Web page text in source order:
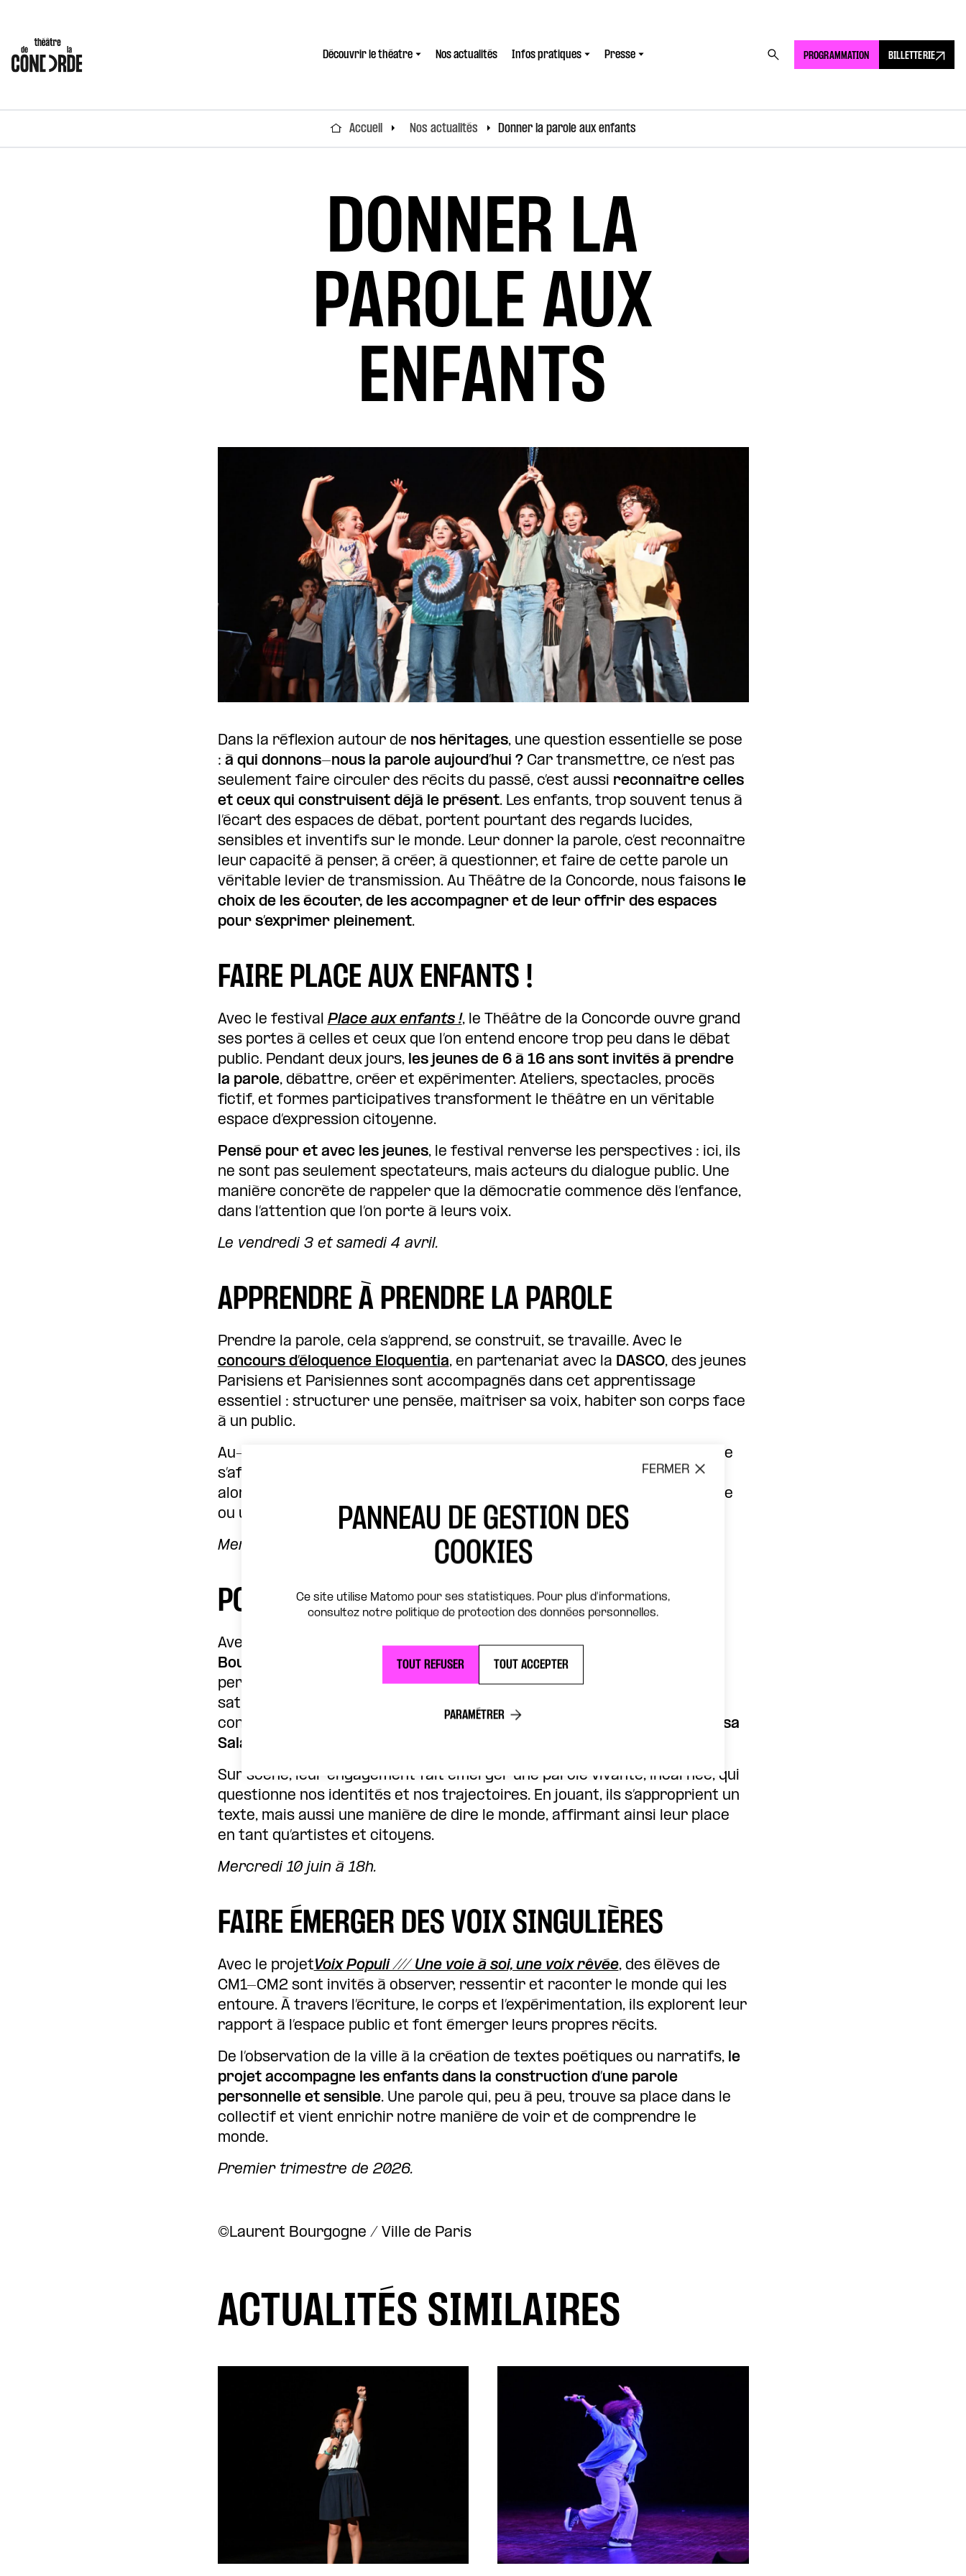
Découvrir le théatre Nos actualités Infos pratiques Presse PROGRAMMATION BILLETTERIE
Accueil Nos actualités Donner la parole aux enfants
DONNER LA
PAROLE AUX
ENFANTS
Dans la réflexion autour de nos héritages, une question essentielle se pose
: à qui donnons-nous la parole aujourd’hui ?Car transmettre, ce n’est pas
seulement faire circuler des récits du passé, c’est aussi reconnaître celles
et ceux qui construisent déjà le présent. Les enfants, trop souvent tenus à
l’écart des espaces de débat, portent pourtant des regards lucides,
sensibles et inventifs sur le monde. Leur donner la parole, c’est reconnaître
leur capacité à penser, à créer, à questionner, et faire de cette parole un
véritable levier de transmission. Au Théâtre de la Concorde, nous faisonsle
choix de les écouter, de les accompagner et de leur offrir des espaces
pour s’exprimer pleinement.
FAIRE PLACE AUX ENFANTS !
Avec le festival Place aux enfants !, le Théâtre de la Concorde ouvre grand
ses portes à celles et ceux que l’on entend encore trop peu dans le débat
public. Pendant deux jours, les jeunes de 6 à 16 ans sont invités à prendre
la parole, débattre, créer et expérimenter. Ateliers, spectacles, procès
fictif, et formes participatives transforment le théâtre en un véritable
espace d’expression citoyenne.
Pensé pour et avec les jeunes, le festival renverse les perspectives : ici, ils
ne sont pas seulement spectateurs, mais acteurs du dialogue public. Une
manière concrète de rappeler que la démocratie commence dès l’enfance,
dans l’attention que l’on porte à leurs voix.
Le vendredi 3 et samedi 4 avril.
APPRENDRE À PRENDRE LA PAROLE
Prendre la parole, cela s’apprend, se construit, se travaille. Avec le
concours d’éloquence Eloquentia, en partenariat avec la DASCO, des jeunes
Parisiens et Parisiennes sont accompagnés dans cet apprentissage
essentiel : structurer une pensée, maîtriser sa voix, habiter son corps face
à un public.
Au-delà de la performance, ce travail permet de
, de
s’affirmer et de trouver sa place dans l’espace public. La parole devient
alors un outil d’émancipation, capable de transformer un regard, une idée
ou une expérience en un discours partagé.
Mercredi 10 juin à 17h30.
PORTER LA PAROLE SUR SCÈNE
Avec Kroum l’ectoplasme, lesélèves du Conservatoire Nadia et Lili
Boulanger
s’emparent du plateau pour donner voix à une galerie de
personnages aussi fragiles qu’universels. À travers cette comédie
satirique d’
, ils explorent les rêves, les échecs et les
contradictions de l’existence, accompagnés par la metteuse en scène
Elsa
Saladin-Benattar
Sur scène, leur engagement fait émerger une parole vivante, incarnée, qui
questionne nos identités et nos trajectoires. En jouant, ils s’approprient un
texte, mais aussi une manière de dire le monde, affirmant ainsi leur place
en tant qu’artistes et citoyens.
Mercredi 10 juin à 18h.
FAIRE ÉMERGER DES VOIX SINGULIÈRES
Avec le projetVoix Populi /// Une voie à soi, une voix rêvée, des élèves de
CM1-CM2 sont invités à observer, ressentir et raconter le monde qui les
entoure. À travers l’écriture, le corps et l’expérimentation, ils explorent leur
rapport à l’espace public et font émerger leurs propres récits.
De l’observation de la ville à la création de textes poétiques ou narratifs, le
projet accompagne les enfants dans la construction d’une parole
personnelle et sensible. Une parole qui, peu à peu, trouve sa place dans le
collectif et vient enrichir notre manière de voir et de comprendre le
monde.
Premier trimestre de 2026.
©Laurent Bourgogne / Ville de Paris
ACTUALITÉS SIMILAIRES
FERMER
PANNEAU DE GESTION DES
COOKIES
Ce site utilise Matomo pour ses statistiques. Pour plus d'informations,
consultez notre politique de protection des données personnelles.
TOUT REFUSER TOUT ACCEPTER
PARAMÉTRER